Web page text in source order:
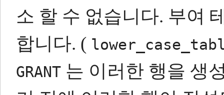
소 할 수 없습니다. 부여
합니다. (
GRANT 는 이러한 행을 생